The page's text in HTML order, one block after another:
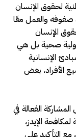
الهيئة الوطنية لحقوق الإنسان
صفوفه والعمل معًا
الإنسان
صحية بل هي
الإنسانية
الأفراد، بغض
الفعالة في
الإيدز،